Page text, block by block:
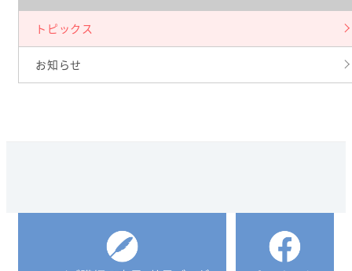
トピックス
お知らせ